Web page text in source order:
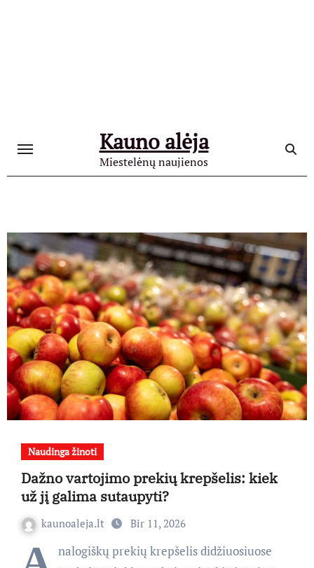
Kauno alėja
Miestelėnų naujienos
Naudinga žinoti
Dažno vartojimo prekių krepšelis: kiek
už jį galima sutaupyti?
kaunoaleja.lt Bir 11, 2026
nalogiškų prekių krepšelis didžiuosiuose